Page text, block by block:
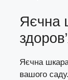
Яєчна
Яєчна
вашого